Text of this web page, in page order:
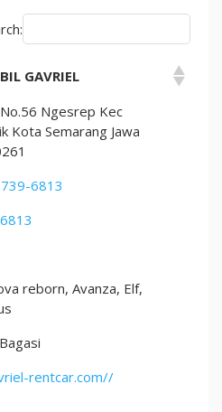
GAVRIEL
No.56 Ngesrep Kec
Kota Semarang Jawa
6813
reborn, Avanza, Elf,
rentcar.com//